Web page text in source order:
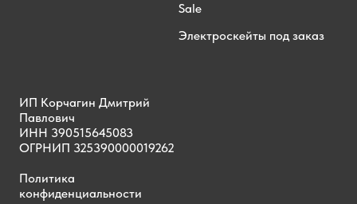
Sale
Электроскейты под заказ
ИП Корчагин Дмитрий
Павлович
ИНН 390515645083
ОГРНИП 325390000019262
Политика
конфиденциальности